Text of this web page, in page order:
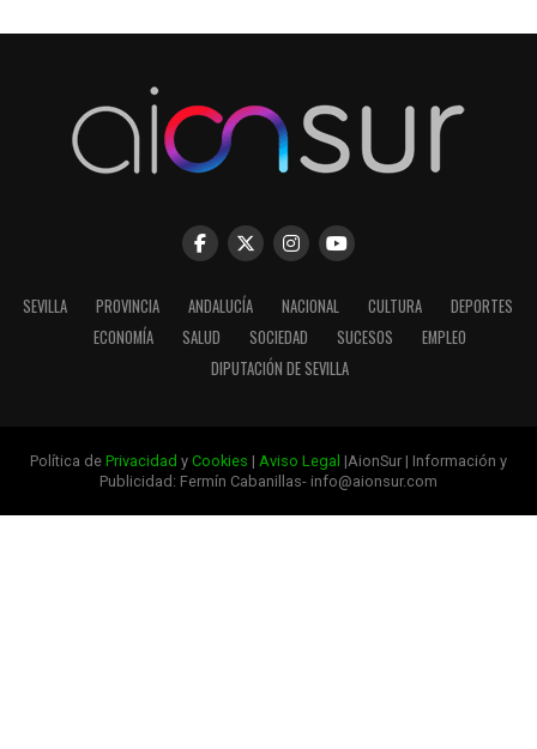
SEVILLA PROVINCIA ANDALUCÍA NACIONAL CULTURA
DEPORTES
ECONOMÍA
SALUD SOCIEDAD SUCESOS
EMPLEO
DIPUTACIÓN DE SEVILLA
Política de Privacidad y Cookies | Aviso Legal |AionSur | Información y
Publicidad: Fermín Cabanillas- info@aionsur.com